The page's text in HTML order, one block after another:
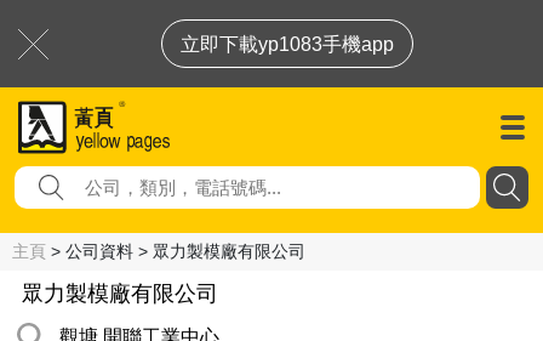
立即下載yp1083手機app
主頁 > 公司資料 > 眾力製模廠有限公司
眾力製模廠有限公司
觀塘 開聯工業中心